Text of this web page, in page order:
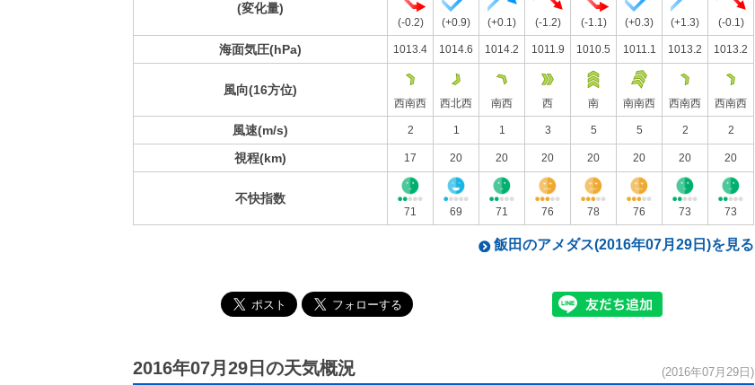
(変化量)
(-0.2) (+0.9) (+0.1) (-1.2) (-1.1) (+0.3) (+1.3) (-0.1)
海面気圧(hPa) 1013.4 1014.6 1014.2 1011.9 1010.5 1011.1 1013.2 1013.2
風向(16方位)
西南西 西北西 南西 西 南 南南西 西南西 西南西
風速(m/s) 2 1 1 3 5 5 2 2
視程(km) 17 20 20 20 20 20 20 20
不快指数
71 69 71 76 78 76 73 73
飯田のアメダス(2016年07月29日)を見る
2016年07月29日の天気概況 (2016年07月29日)